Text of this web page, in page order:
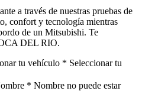
a través de nuestras pruebas de
confort y tecnología mientras
de un Mitsubishi. Te
DEL RIO.
tu vehículo * Seleccionar tu
* Nombre no puede estar